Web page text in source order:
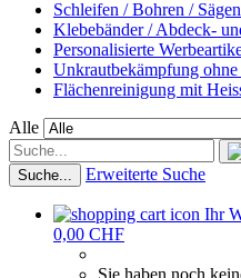
Schleifen / Bohren /
Klebebänder / Abdeck-
Personalisierte
Unkrautbekämpfung
Flächenreinigung mit
Alle
Suche... Erweiterte Suche
Ihr
0,00 CHF
Sie haben noch